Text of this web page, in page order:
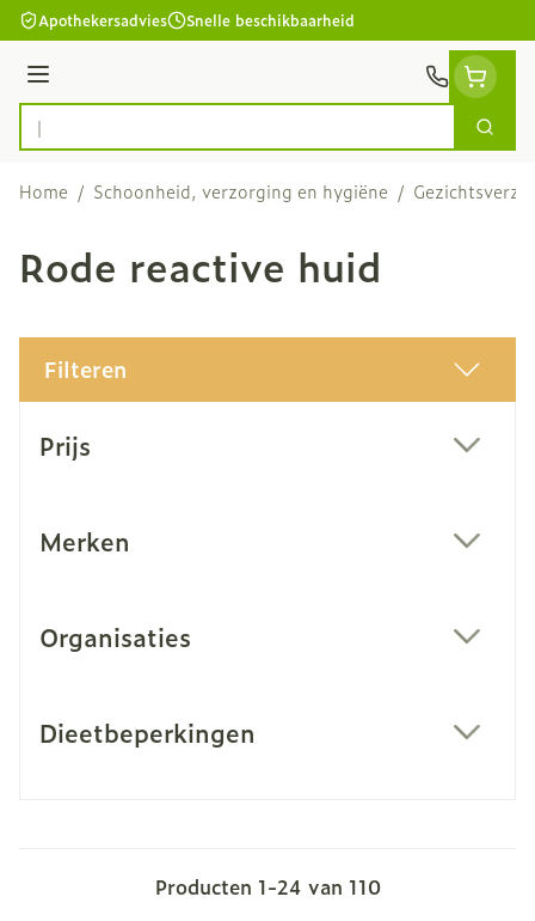
Ga naar de inhoud
Apothekersadvies Snelle beschikbaarheid
Menu
Product, merk, categorie...
Zoek
Home / Schoonheid, verzorging en hygiëne /
Rode reactive huid
Filteren
Prijs
Merken
Organisaties
Dieetbeperkingen
Producten 1-24 van 110